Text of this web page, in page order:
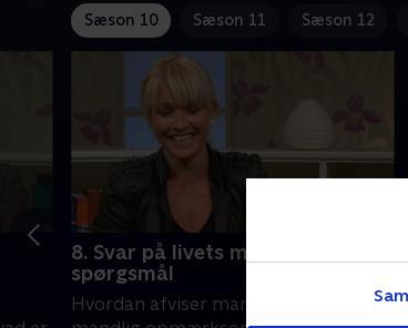
Sæson 10 Sæson 11 Sæson 12
8. Svar på livets mange
spørgsmål
Hvordan afviser man uønsket